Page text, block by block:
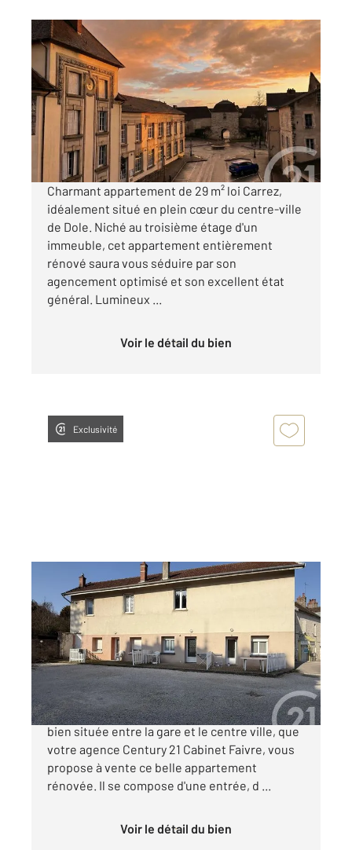
DOLE 39
29,13 m2, 2 pièces
Ref : 13357
Appartement F2 à vendre
72 000 €
Visiter le site dédié
Charmant appartement de 29 m² loi Carrez,
idéalement situé en plein cœur du centre-ville
de Dole. Niché au troisième étage d'un
immeuble, cet appartement entièrement
rénové saura vous séduire par son
agencement optimisé et son excellent état
général. Lumineux ...
Voir le détail du bien
Exclusivité
DOLE 39
56,26 m2, 3 pièces
Ref : 13314
Appartement F3 à vendre
99 000 €
C'est à Dole dans une petite co-propriété très
bien située entre la gare et le centre ville, que
votre agence Century 21 Cabinet Faivre, vous
propose à vente ce belle appartement
rénovée. Il se compose d'une entrée, d ...
Voir le détail du bien